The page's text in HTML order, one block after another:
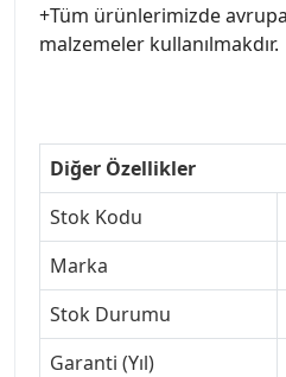
+Tüm ürünlerimizde
malzemeler kullanılmakdır.
Diğer Özellikler
Stok Kodu
Marka
Stok Durumu
Garanti (Yıl)